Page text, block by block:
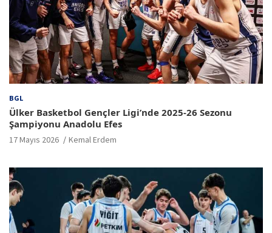
BGL
Ülker Basketbol Gençler Ligi’nde 2025-26 Sezonu
Şampiyonu Anadolu Efes
17 Mayıs 2026 Kemal Erdem